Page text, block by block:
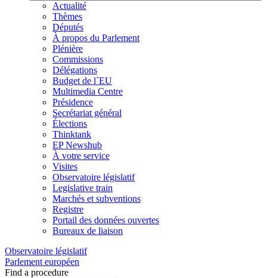
Actualité
Thèmes
Députés
À propos du Parlement
Plénière
Commissions
Délégations
Budget de l´EU
Multimedia Centre
Présidence
Secrétariat général
Élections
Thinktank
EP Newshub
À votre service
Visites
Observatoire législatif
Legislative train
Marchés et subventions
Registre
Portail des données ouvertes
Bureaux de liaison
Observatoire législatif
Parlement européen
Find a procedure